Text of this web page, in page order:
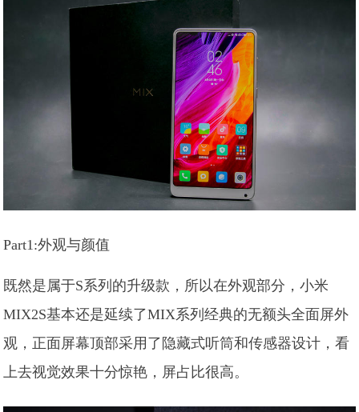
Part1:外观与颜值
既然是属于S系列的升级款，所以在外观部分，小米
MIX2S基本还是延续了MIX系列经典的无额头全面屏外
观，正面屏幕顶部采用了隐藏式听筒和传感器设计，看
上去视觉效果十分惊艳，屏占比很高。